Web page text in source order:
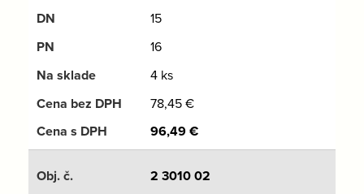
15
16
4 ks
78,45€
96,49€
2 3010 02